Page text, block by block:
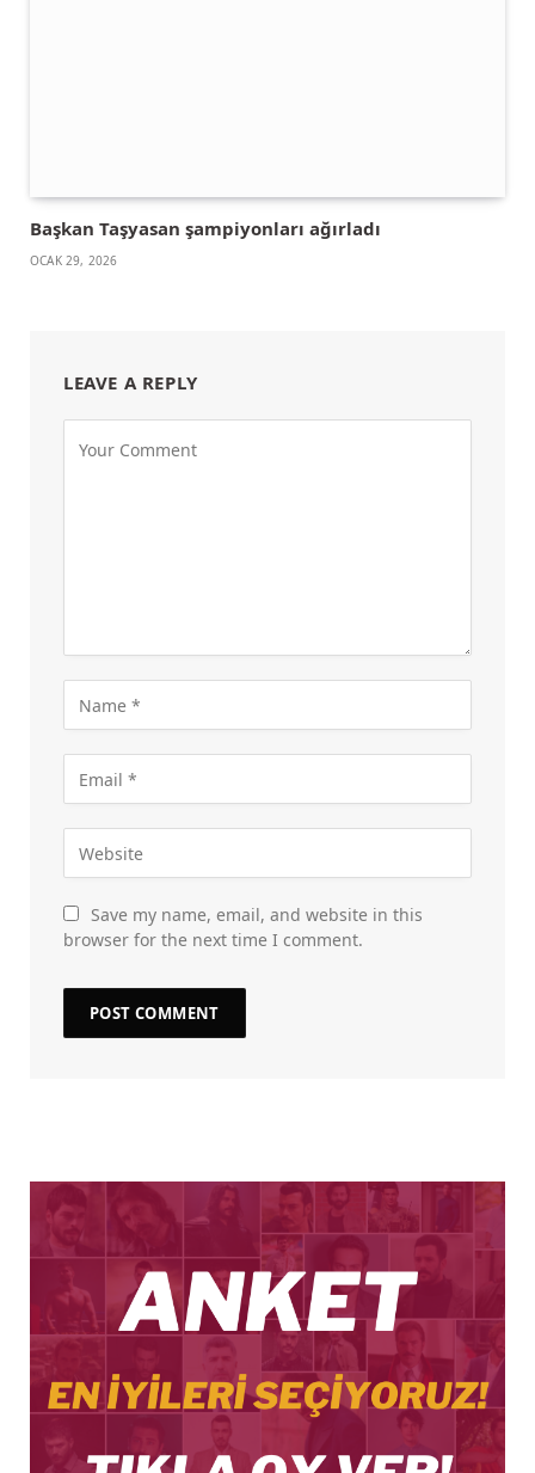
Başkan Taşyasan şampiyonları ağırladı
OCAK 29, 2026
LEAVE A REPLY
Save my name, email, and website in this
browser for the next time I comment.